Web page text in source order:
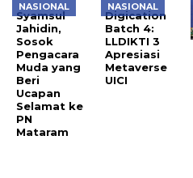
NASIONAL
Syamsul
Jahidin,
Sosok
Pengacara
Muda yang
Beri
Ucapan
Selamat ke
PN
Mataram
NASIONAL
Digication
Batch 4:
LLDIKTI 3
Apresiasi
Metaverse
UICI